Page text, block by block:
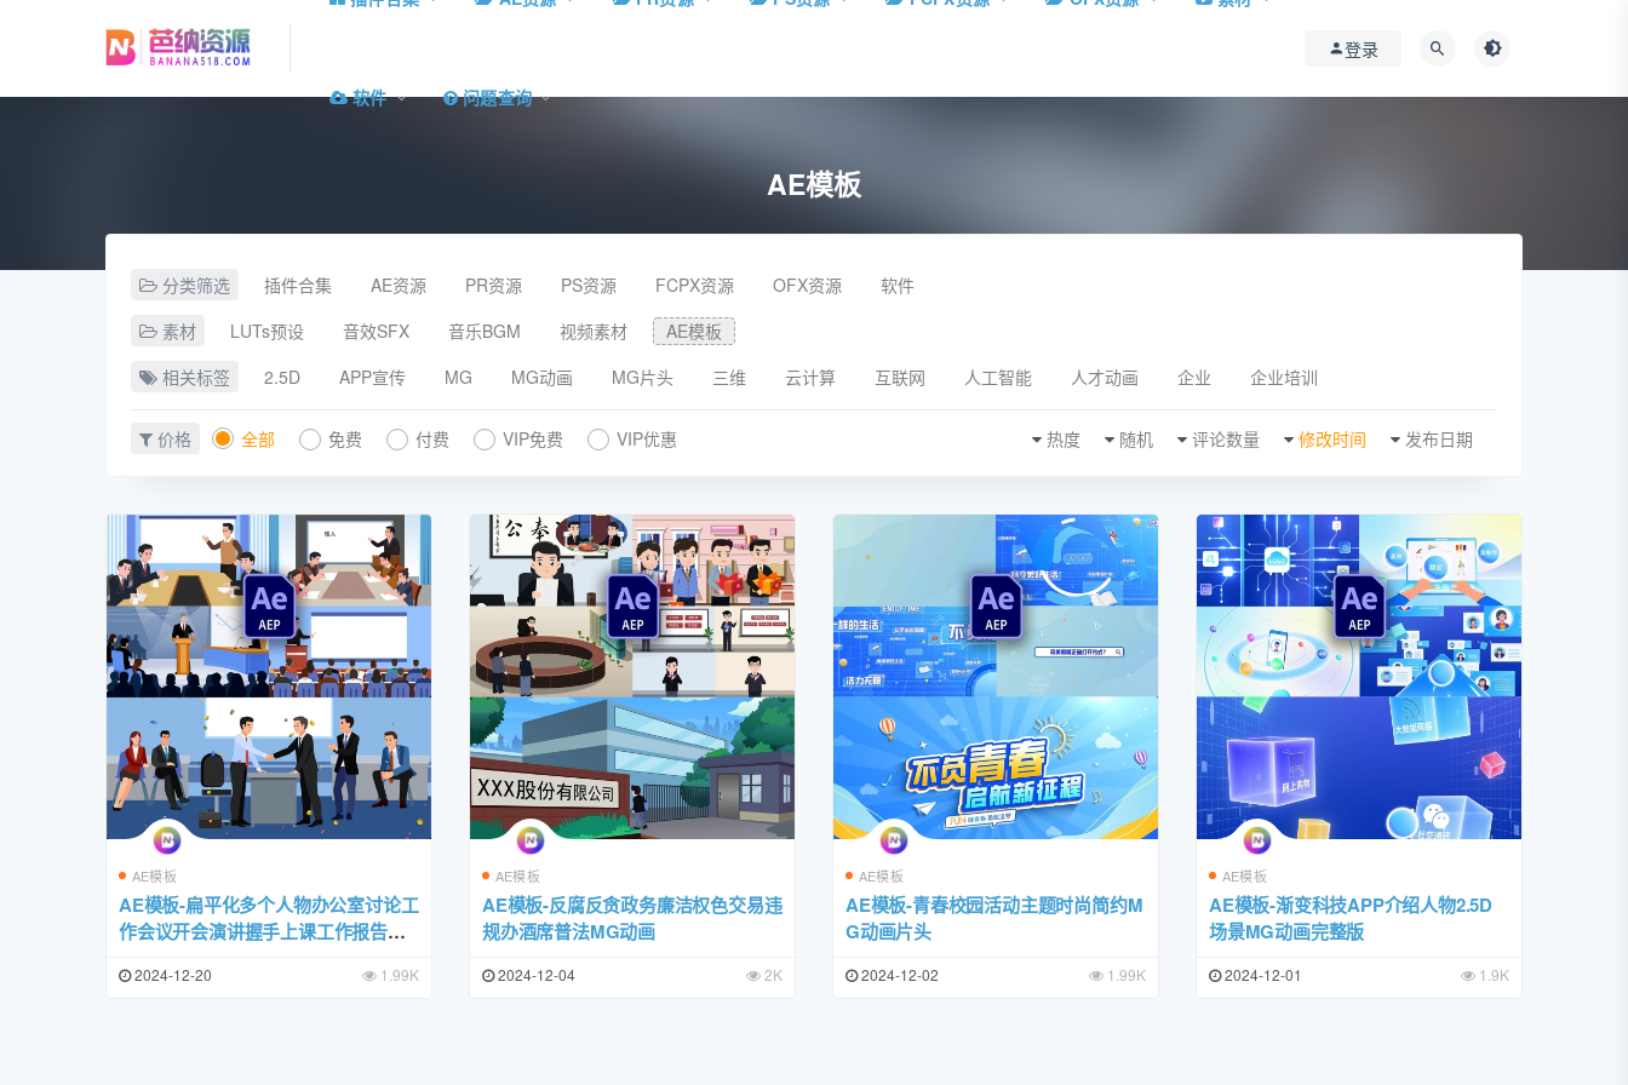
软件 问题查询
登录
AE模板
分类筛选 插件合集 AE资源 PR资源 PS资源 FCPX资源 OFX资源
软件
素材
LUTs预设 音效SFX 音乐BGM 视频素材
AE模板
相关标签
2.5D APP宣传 MG MG动画 MG片头 三维 云计算 互联网 人工智能 人才动画 企业 企业培训
价格 全部 免费 付费 VIP免费 VIP优惠 发布日期
修改时间
评论数量
随机
热度
AE模板
AE模板-扁平化多个人物办公室讨论工
作会议开会演讲握手上课工作报告党
2024-12-20 1.99K
AE模板
AE模板-反腐反贪政务廉洁权色交易违
规办酒席普法MG动画
2024-12-04 2K
AE模板
AE模板-青春校园活动主题时尚简约M
G动画片头
2024-12-02 1.99K
AE模板
AE模板-渐变科技APP介绍人物2.5D
场景MG动画完整版
2024-12-01 1.9K